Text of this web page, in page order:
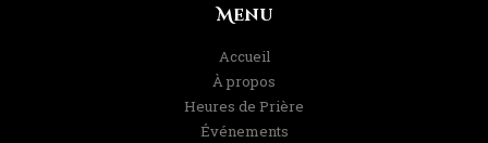
Menu
Accueil
À propos
Heures de Prière
Événements